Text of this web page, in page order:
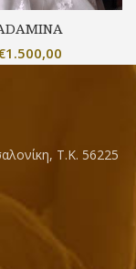
1.500,00
Τ.Κ. 56225